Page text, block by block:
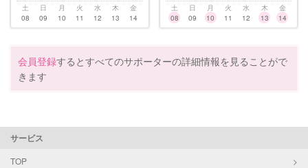
土
08
日
09
月
10
火
11
水
12
木
13
金
14
土
08
日
09
月
10
火
11
水
12
木
13
金
14
会員登録するとすべてのサポーターの詳細情報を見ることがで
きます
サービス
TOP